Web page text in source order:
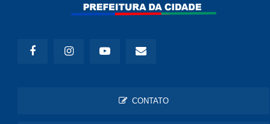
CONTATO